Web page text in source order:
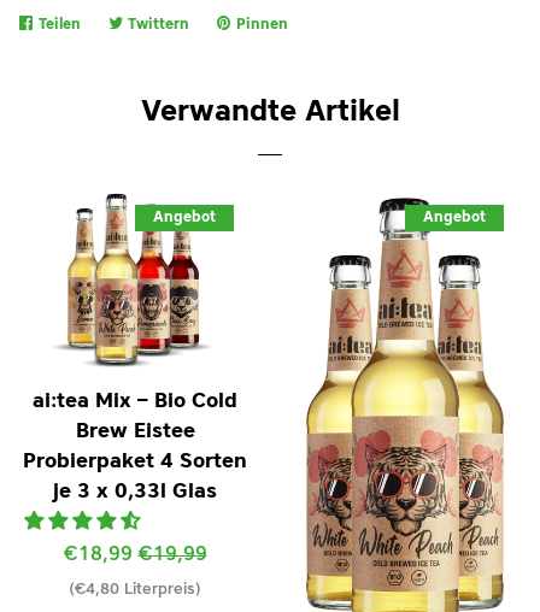
Teilen Twittern Pinnen
Verwandte Artikel
ai:tea Mix – Bio Cold
Brew Eistee
Probierpaket 4 Sorten
je 3 x 0,33l Glas
Sonderpreis
€18,99Normaler
Preis
€19,99
(€4,80 Literpreis)
Angebot Angebot